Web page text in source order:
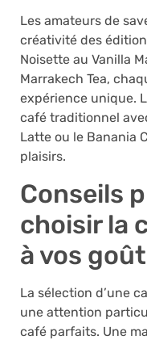
Les amateurs de
créativité des
Noisette au Vanilla
Marrakech Tea,
expérience unique.
café traditionnel
Latte ou le Banania
plaisirs.
Conseils
choisir la
à vos
La sélection d’une
une attention
café parfaits. Une